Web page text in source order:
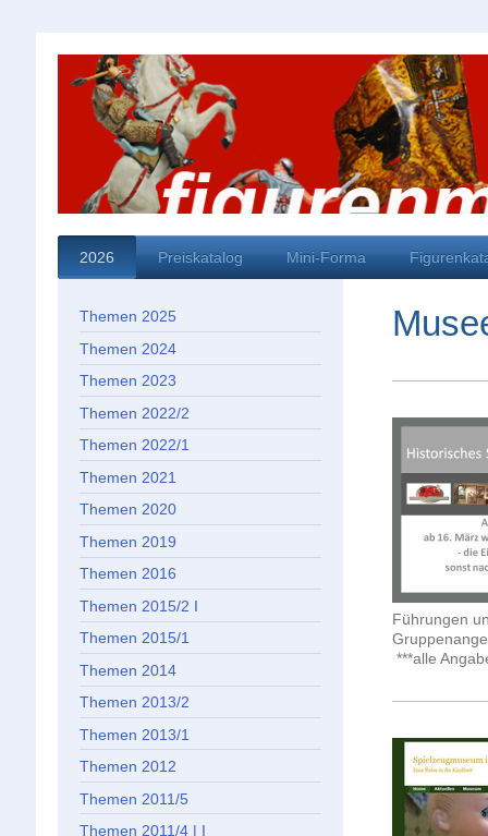
2026 Preiskatalog Mini-Forma
Führungen
***alle
Themen 2025
Themen 2024
Themen 2023
Themen 2022/2
Themen 2022/1
Themen 2021
Themen 2020
Themen 2019
Themen 2016
Themen 2015/2 I
Themen 2015/1
Themen 2014
Themen 2013/2
Themen 2013/1
Themen 2012
Themen 2011/5
Themen 2011/4 | I